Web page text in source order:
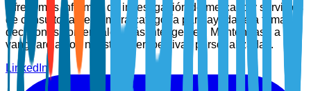
Ofrecemos informes de investigación de mercado y servicios
de consultoría de primera categoría para ayudarle a tomar
decisiones comerciales más inteligentes. Manténgase a la
vanguardia con nuestras perspectivas personalizadas.
LinkedIn